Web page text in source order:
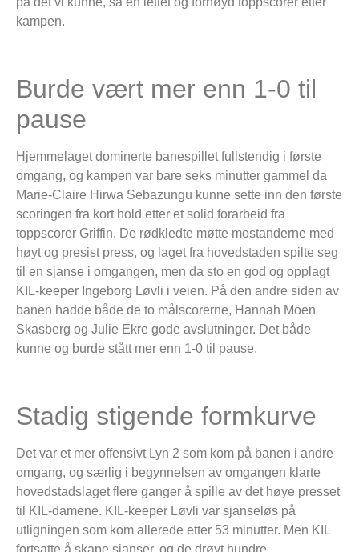
kampen.
Burde vært mer enn 1-0 til
pause
Hjemmelaget dominerte banespillet fullstendig i første
omgang, og kampen var bare seks minutter gammel da
Marie-Claire Hirwa Sebazungu kunne sette inn den første
scoringen fra kort hold etter et solid forarbeid fra
toppscorer Griffin. De rødkledte møtte mostanderne med
høyt og presist press, og laget fra hovedstaden spilte seg
til en sjanse i omgangen, men da sto en god og opplagt
KIL-keeper Ingeborg Løvli i veien. På den andre siden av
banen hadde både de to målscorerne, Hannah Moen
Skasberg og Julie Ekre gode avslutninger. Det både
kunne og burde stått mer enn 1-0 til pause.
Stadig stigende formkurve
Det var et mer offensivt Lyn 2 som kom på banen i andre
omgang, og særlig i begynnelsen av omgangen klarte
hovedstadslaget flere ganger å spille av det høye presset
til KIL-damene. KIL-keeper Løvli var sjanseløs på
utligningen som kom allerede etter 53 minutter. Men KIL
fortsatte å skape sjanser, og de drøyt hundre